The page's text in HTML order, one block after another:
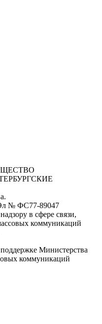
Эл № ФС77-89047
в сфере связи,
коммуникаций
Министерства
коммуникаций